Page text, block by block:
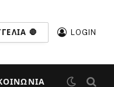
🛑 LOGIN